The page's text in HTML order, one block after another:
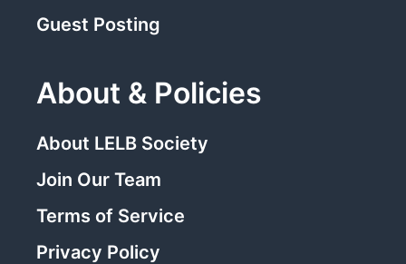
Guest Posting
About & Policies
About LELB Society
Join Our Team
Terms of Service
Privacy Policy